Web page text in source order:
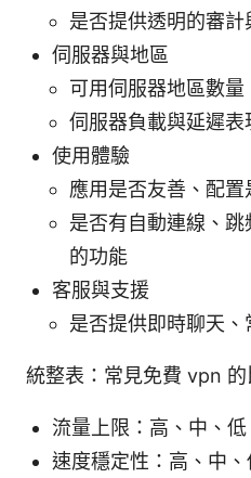
是否提供透明的審計
伺服器與地區
可用伺服器地區數
伺服器負載與延遲表
使用體驗
應用是否友善、配
是否有自動連線、
的功能
客服與支援
是否提供即時聊天
統整表：常見免費 vpn
流量上限：高、中、低
速度穩定性：高、中、